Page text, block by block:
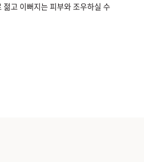
고 이뻐지는 피부와 조우하실 수